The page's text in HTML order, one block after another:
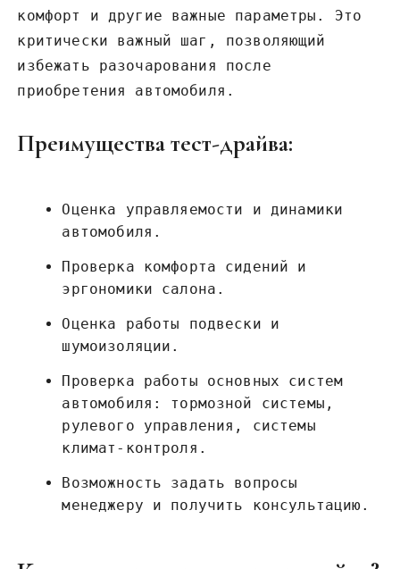
комфорт и другие важные параметры. Это
критически важный шаг, позволяющий
избежать разочарования после
приобретения автомобиля.
Преимущества тест-драйва:
Оценка управляемости и динамики
автомобиля.
Проверка комфорта сидений и
эргономики салона.
Оценка работы подвески и
шумоизоляции.
Проверка работы основных систем
автомобиля: тормозной системы,
рулевого управления, системы
климат-контроля.
Возможность задать вопросы
менеджеру и получить консультацию.